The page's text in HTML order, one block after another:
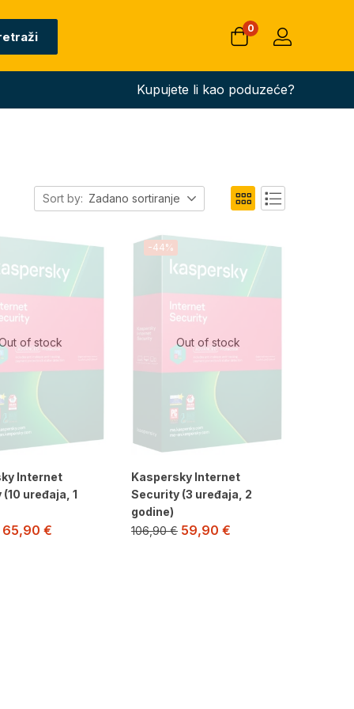
0
Kupujete li kao poduzeće?
Sort by: Zadano sortiranje
of stock
Internet
uređaja, 1
65,90 €
Out of stock
-44%
Kaspersky Internet
Security (3 uređaja, 2
godine)
106,90€ 59,90 €